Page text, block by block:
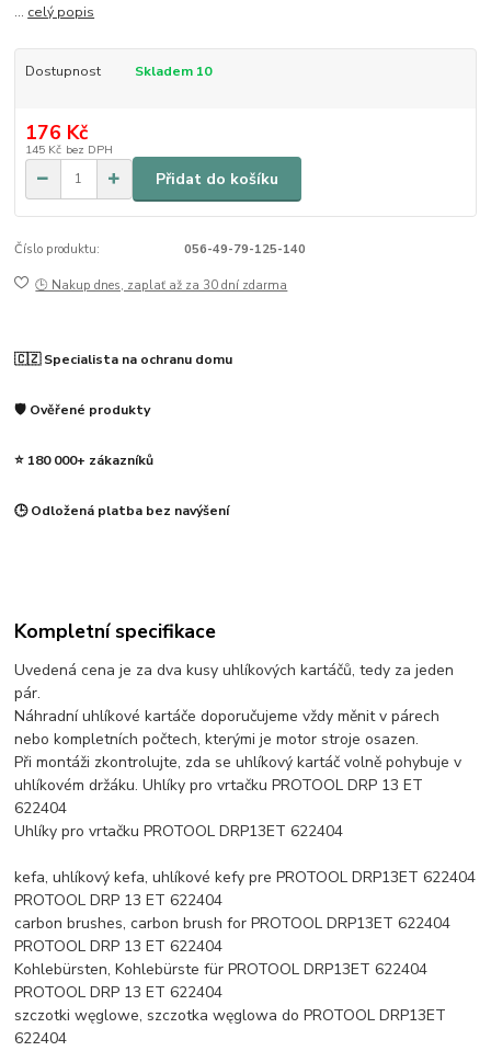
... celý popis
Dostupnost Skladem 10
176 Kč
145 Kč bez DPH
Přidat do košíku
Číslo produktu: 056-49-79-125-140
🕒 Nakup dnes, zaplať až za 30 dní zdarma
🇨🇿 Specialista na ochranu domu
🛡️ Ověřené produkty
⭐ 180 000+ zákazníků
🕒 Odložená platba bez navýšení
Kompletní specifikace
Uvedená cena je za dva kusy uhlíkových kartáčů, tedy za jeden
pár.
Náhradní uhlíkové kartáče doporučujeme vždy měnit v párech
nebo kompletních počtech, kterými je motor stroje osazen.
Při montáži zkontrolujte, zda se uhlíkový kartáč volně pohybuje v
uhlíkovém držáku. Uhlíky pro vrtačku PROTOOL DRP 13 ET
622404
Uhlíky pro vrtačku PROTOOL DRP13ET 622404
kefa, uhlíkový kefa, uhlíkové kefy pre PROTOOL DRP13ET 622404
PROTOOL DRP 13 ET 622404
carbon brushes, carbon brush for PROTOOL DRP13ET 622404
PROTOOL DRP 13 ET 622404
Kohlebürsten, Kohlebürste für PROTOOL DRP13ET 622404
PROTOOL DRP 13 ET 622404
szczotki węglowe, szczotka węglowa do PROTOOL DRP13ET
622404